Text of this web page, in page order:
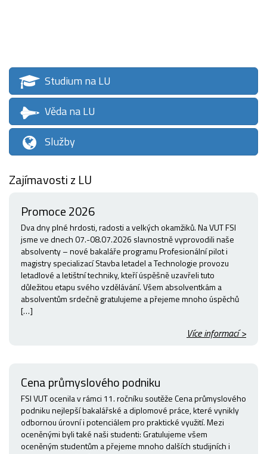
Studium na LU
Věda na LU
Služby
Zajímavosti z LU
Promoce 2026
Dva dny plné hrdosti, radosti a velkých okamžiků. Na VUT FSI
jsme ve dnech 07.-08.07.2026 slavnostně vyprovodili naše
absolventy – nové bakaláře programu Profesionální pilot i
magistry specializací Stavba letadel a Technologie provozu
letadlové a letištní techniky, kteří úspěšně uzavřeli tuto
důležitou etapu svého vzdělávání. Všem absolventkám a
absolventům srdečně gratulujeme a přejeme mnoho úspěchů
[…]
Více informací >
Cena průmyslového podniku
FSI VUT ocenila v rámci 11. ročníku soutěže Cena průmyslového
podniku nejlepší bakalářské a diplomové práce, které vynikly
odbornou úrovní i potenciálem pro praktické využití. Mezi
oceněnými byli také naši studenti: Gratulujeme všem
oceněným studentům a přejeme mnoho dalších studijních i